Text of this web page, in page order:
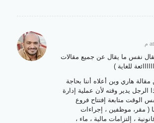
نفس ما يقال عن جميع مقالات
للغاية )
هاري وين أعلاه أننا بحاجة
يدير وقته لأن عملية إدارة
الوقت متابعة إفتتاح فروع
( مقر، موظفين ، إجراءات
، إلتزامات مالية ، ماء ،